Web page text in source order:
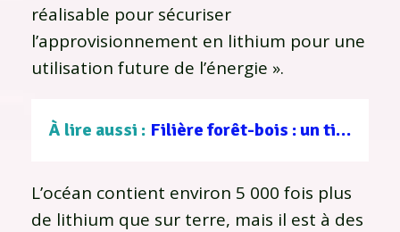
réalisable pour sécuriser
l’approvisionnement en lithium pour une
utilisation future de l’énergie ».
À lire aussi : Filière forêt-bois : un tissu d’entreprises au service d’une gestion durable
L’océan contient environ 5 000 fois plus
de lithium que sur terre, mais il est à des